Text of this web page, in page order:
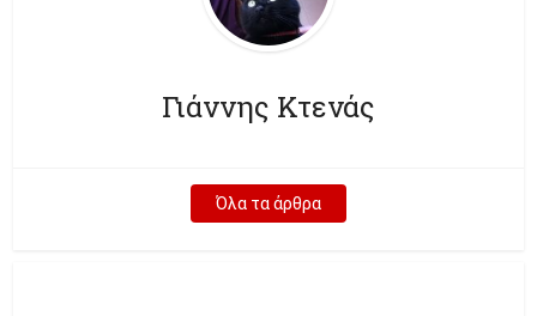
Γιάννης Κτενάς
Όλα τα άρθρα